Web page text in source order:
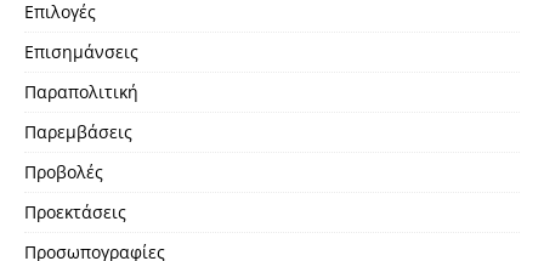
Επιλογές
Επισημάνσεις
Παραπολιτική
Παρεμβάσεις
Προβολές
Προεκτάσεις
Προσωπογραφίες